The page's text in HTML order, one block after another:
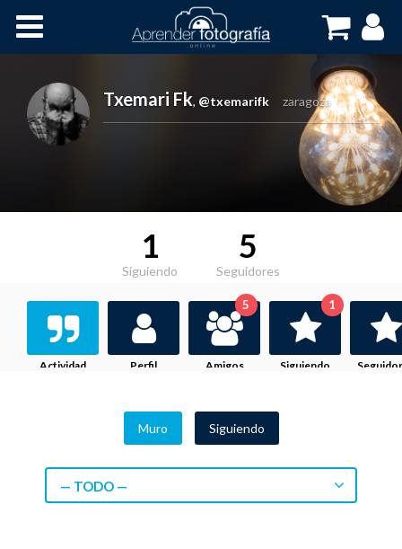
Cursos OnLine
Txemari Fk, @txemarifk zaragoza
1
Siguiendo
5
Seguidores
Actividad Perfil Amigos
5
Siguiendo
1
Muro Siguiendo
— TODO —